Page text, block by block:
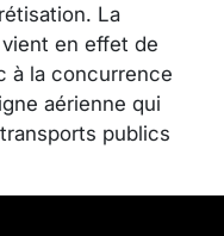
La
en effet de
à la concurrence
aérienne qui
publics